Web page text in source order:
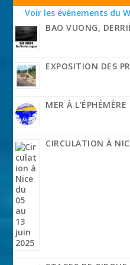
Voir les événements du
BAO VUONG,
EXPOSITION DES
MER À L’ÉPHÉMÈRE
CIRCULATION À